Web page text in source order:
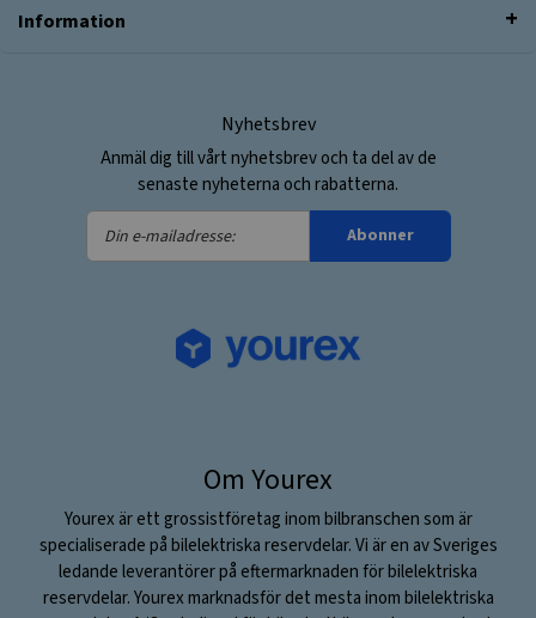
Information
Nyhetsbrev
Anmäl dig till vårt nyhetsbrev och ta del av de
senaste nyheterna och rabatterna.
Din
e-
Abonner
Om Yourex
Yourex är ett grossistföretag inom bilbranschen som är
specialiserade på bilelektriska reservdelar. Vi är en av Sveriges
ledande leverantörer på eftermarknaden för bilelektriska
reservdelar. Yourex marknadsför det mesta inom bilelektriska